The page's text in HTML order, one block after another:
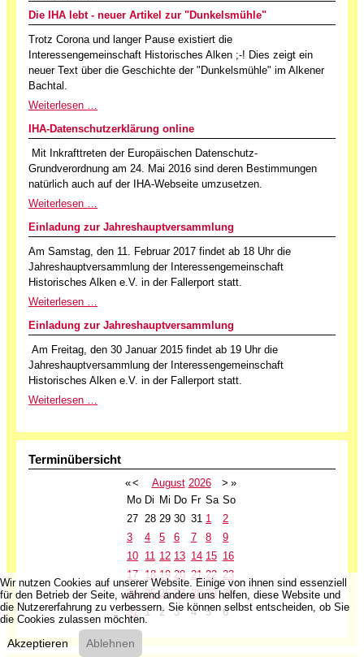
Die IHA lebt - neuer Artikel zur "Dunkelsmühle"
Trotz Corona und langer Pause existiert die
Interessengemeinschaft Historisches Alken ;-! Dies zeigt ein
neuer Text über die Geschichte der "Dunkelsmühle" im Alkener
Bachtal.
Weiterlesen …
IHA-Datenschutzerklärung online
Mit Inkrafttreten der Europäischen Datenschutz-
Grundverordnung am 24. Mai 2016 sind deren Bestimmungen
natürlich auch auf der IHA-Webseite umzusetzen.
Weiterlesen …
Einladung zur Jahreshauptversammlung
Am Samstag, den 11. Februar 2017 findet ab 18 Uhr die
Jahreshauptversammlung der Interessengemeinschaft
Historisches Alken e.V. in der Fallerport statt.
Weiterlesen …
Einladung zur Jahreshauptversammlung
Am Freitag, den 30 Januar 2015 findet ab 19 Uhr die
Jahreshauptversammlung der Interessengemeinschaft
Historisches Alken e.V. in der Fallerport statt.
Weiterlesen …
Terminübersicht
«< August 2026 > »
Mo Di Mi Do Fr Sa So
27 28 29 30 31 1
2
3
4 5 6 7 8
9
10 11 12 13 14 15 16
17 18 19 20 21 22 23
24 25 26 27 28 29 30
31 1 2 3 4 5 6
Wir nutzen Cookies auf unserer Website. Einige von ihnen sind essenziell
für den Betrieb der Seite, während andere uns helfen, diese Website und
die Nutzererfahrung zu verbessern. Sie können selbst entscheiden, ob Sie
die Cookies zulassen möchten.
Akzeptieren Ablehnen